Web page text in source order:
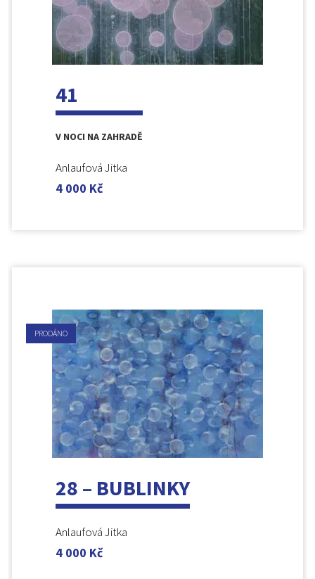
41
V NOCI NA ZAHRADĚ
Anlaufová Jitka
4 000 Kč
PRODÁNO
28 – BUBLINKY
Anlaufová Jitka
4 000 Kč